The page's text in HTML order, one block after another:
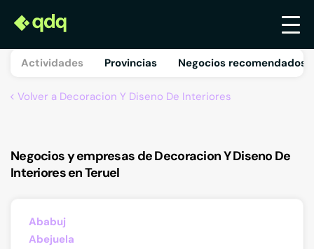
Actividades Provincias Negocios recomendados
Volver a Decoracion Y Diseno De Interiores
Negocios y empresas de Decoracion Y Diseno De
Interiores en Teruel
Ababuj
Abejuela